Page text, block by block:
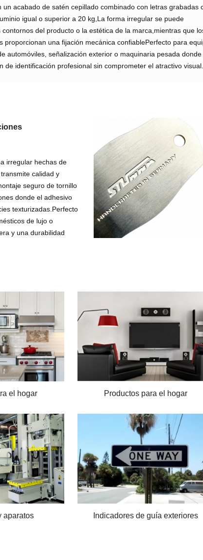
un acabado de satén cepillado combinado con letras grabadas
igual o superior a 20 kg,La forma irregular se puede
del producto o la estética de la marca,mientras que
proporcionan una fijación mecánica confiablePerfecto para
automóviles, señalización exterior o maquinaria pesada donde
de identificación profesional sin comprometer el atractivo visual.
irregular hechas de
calidad y
seguro de tornillo
donde el adhesivo
texturizadas.Perfecto
de lujo o
y una durabilidad
el hogar Productos para el hogar
aparatos Indicadores de guía exteriores